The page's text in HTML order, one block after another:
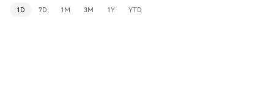
1D 7D 1M 3M 1Y YTD